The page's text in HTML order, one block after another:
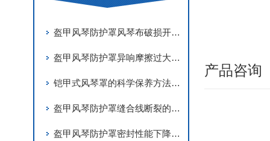
盔甲风琴防护罩风琴布破损开裂原因及更换维修技巧
盔甲风琴防护罩异响摩擦过大调试与故障处理
铠甲式风琴罩的科学保养方法分享
盔甲风琴防护罩缝合线断裂的应急修复
盔甲风琴防护罩密封性能下降的主要原因有哪些？
产品咨询